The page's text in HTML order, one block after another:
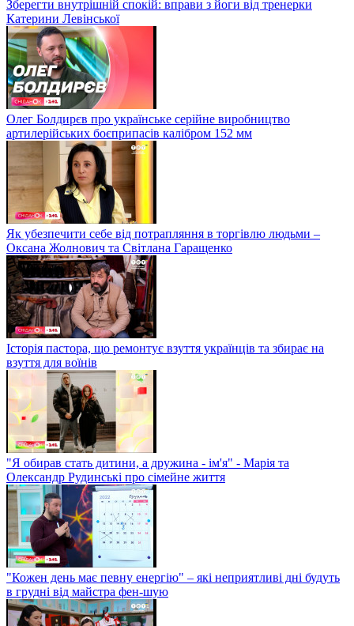
Зберегти внутрішній спокій: вправи з йоги від тренерки
Катерини Левінської
Олег Болдирєв про українське серійне виробництво
артилерійських боєприпасів калібром 152 мм
Як убезпечити себе від потрапляння в торгівлю людьми –
Оксана Жолнович та Світлана Гаращенко
Історія пастора, що ремонтує взуття українців та збирає на
взуття для воїнів
"Я обирав стать дитини, а дружина - ім'я" - Марія та
Олександр Рудинські про сімейне життя
"Кожен день має певну енергію" – які неприятливі дні будуть
в грудні від майстра фен-шую